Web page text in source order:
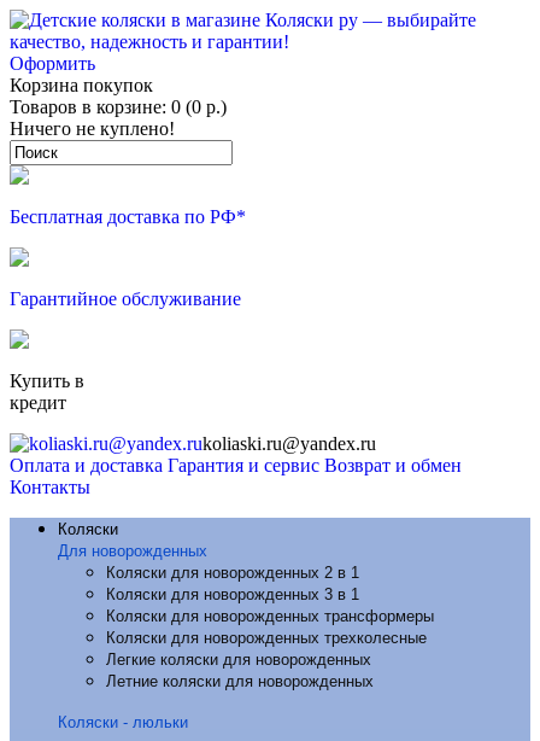
Оформить
Корзина покупок
Товаров в корзине: 0 (0 р.)
Ничего не куплено!
Бесплатная доставка по РФ*
Гарантийное обслуживание
Купить в
кредит
koliaski.ru@yandex.ru
Оплата и доставка Гарантия и сервис Возврат и обмен
Контакты
Коляски
Для новорожденных
Коляски для новорожденных 2 в 1
Коляски для новорожденных 3 в 1
Коляски для новорожденных трансформеры
Коляски для новорожденных трехколесные
Легкие коляски для новорожденных
Летние коляски для новорожденных
Коляски - люльки